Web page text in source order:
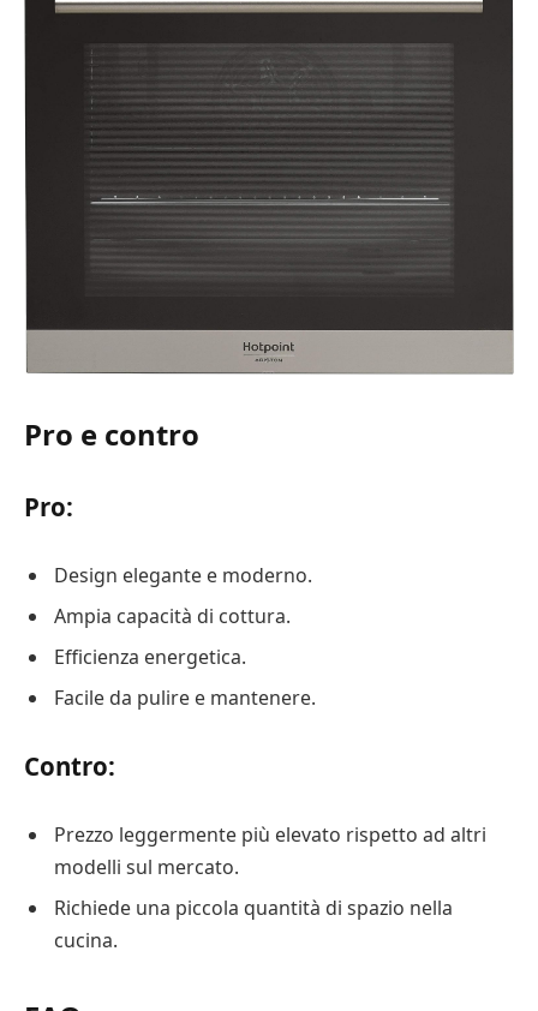
Pro e contro
Pro:
Design elegante e moderno.
Ampia capacità di cottura.
Efficienza energetica.
Facile da pulire e mantenere.
Contro:
Prezzo leggermente più elevato rispetto ad altri
modelli sul mercato.
Richiede una piccola quantità di spazio nella
cucina.